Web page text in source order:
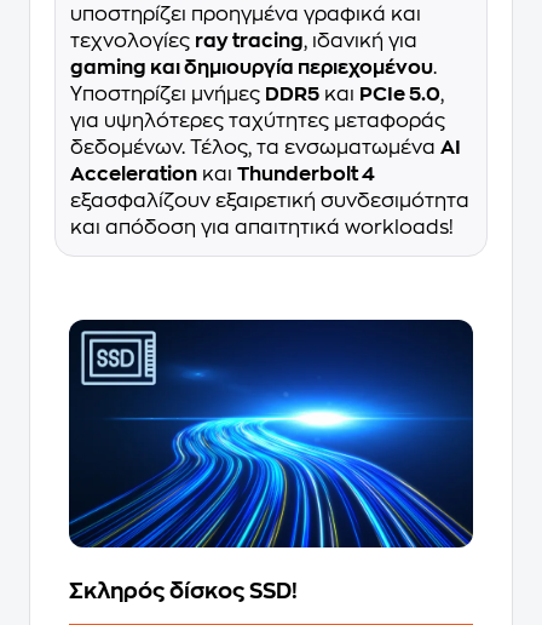
υποστηρίζει προηγμένα γραφικά και
τεχνολογίες ray tracing, ιδανική για
gaming και δημιουργία περιεχομένου.
Υποστηρίζει μνήμες DDR5 και PCIe 5.0,
για υψηλότερες ταχύτητες μεταφοράς
δεδομένων. Τέλος, τα ενσωματωμένα AI
Acceleration και Thunderbolt 4
εξασφαλίζουν εξαιρετική συνδεσιμότητα
και απόδοση για απαιτητικά workloads!
Σκληρός δίσκος SSD!